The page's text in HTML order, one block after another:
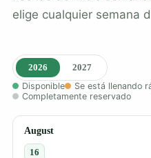
elige cualquier semana
2026
2027
Disponible
Se está llenando
Completamente reservado
August
16